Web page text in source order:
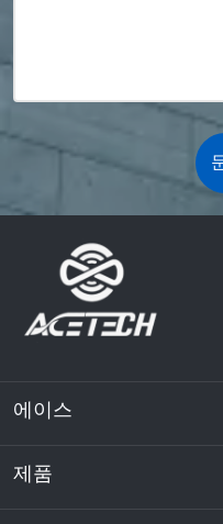
에이스
회사 소개
제품